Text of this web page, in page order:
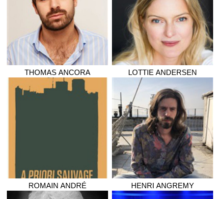
THOMAS ANCORA LOTTIE ANDERSEN
ROMAIN ANDRÉ HENRI ANGREMY